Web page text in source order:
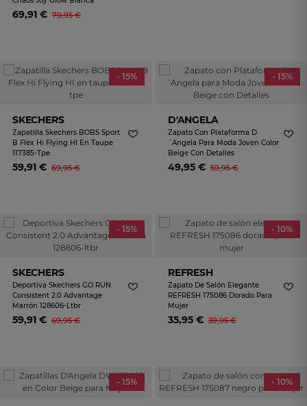
69,91 € 79,95 €
- 15%
SKECHERS
Zapatilla Skechers BOBS Sport
B Flex Hi Flying HI En Taupe
117385-Tpe
59,91 € 69,95 €
- 15%
D'ANGELA
Zapato Con Plataforma D
´Angela Para Moda Joven Color
Beige Con Detalles
49,95 € 59,95 €
- 15%
SKECHERS
Deportiva Skechers GO RUN
Consistent 2.0 Advantage
Marrón 128606-Ltbr
59,91 € 69,95 €
- 10%
REFRESH
Zapato De Salón Elegante
REFRESH 175086 Dorado Para
Mujer
35,95 € 39,95 €
- 15% - 10%